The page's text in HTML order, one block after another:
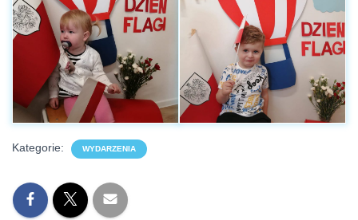
Kategorie: WYDARZENIA